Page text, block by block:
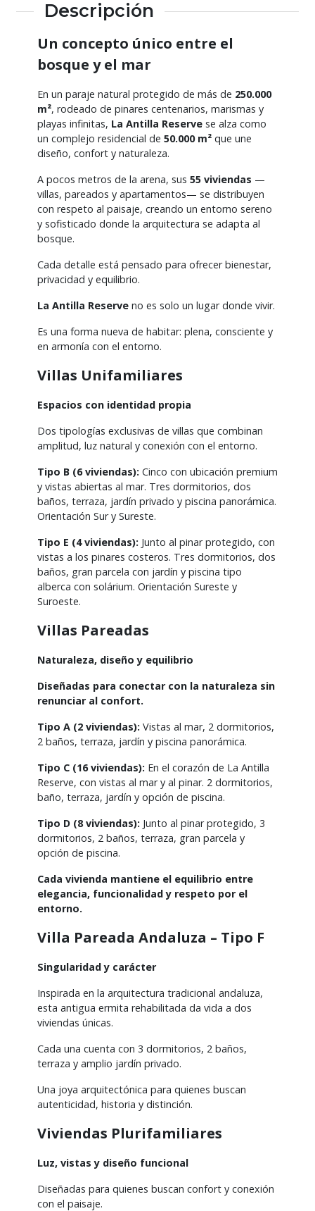
Descripción
Un concepto único entre el
bosque y el mar
En un paraje natural protegido de más de 250.000
m², rodeado de pinares centenarios, marismas y
playas infinitas, La Antilla Reserve se alza como
un complejo residencial de 50.000 m² que une
diseño, confort y naturaleza.
A pocos metros de la arena, sus 55 viviendas —
villas, pareados y apartamentos— se distribuyen
con respeto al paisaje, creando un entorno sereno
y sofisticado donde la arquitectura se adapta al
bosque.
Cada detalle está pensado para ofrecer bienestar,
privacidad y equilibrio.
La Antilla Reserve no es solo un lugar donde vivir.
Es una forma nueva de habitar: plena, consciente y
en armonía con el entorno.
Villas Unifamiliares
Espacios con identidad propia
Dos tipologías exclusivas de villas que combinan
amplitud, luz natural y conexión con el entorno.
Tipo B (6 viviendas): Cinco con ubicación premium
y vistas abiertas al mar. Tres dormitorios, dos
baños, terraza, jardín privado y piscina panorámica.
Orientación Sur y Sureste.
Tipo E (4 viviendas): Junto al pinar protegido, con
vistas a los pinares costeros. Tres dormitorios, dos
baños, gran parcela con jardín y piscina tipo
alberca con solárium. Orientación Sureste y
Suroeste.
Villas Pareadas
Naturaleza, diseño y equilibrio
Diseñadas para conectar con la naturaleza sin
renunciar al confort.
Tipo A (2 viviendas): Vistas al mar, 2 dormitorios,
2 baños, terraza, jardín y piscina panorámica.
Tipo C (16 viviendas): En el corazón de La Antilla
Reserve, con vistas al mar y al pinar. 2 dormitorios,
baño, terraza, jardín y opción de piscina.
Tipo D (8 viviendas): Junto al pinar protegido, 3
dormitorios, 2 baños, terraza, gran parcela y
opción de piscina.
Cada vivienda mantiene el equilibrio entre
elegancia, funcionalidad y respeto por el
entorno.
Villa Pareada Andaluza – Tipo F
Singularidad y carácter
Inspirada en la arquitectura tradicional andaluza,
esta antigua ermita rehabilitada da vida a dos
viviendas únicas.
Cada una cuenta con 3 dormitorios, 2 baños,
terraza y amplio jardín privado.
Una joya arquitectónica para quienes buscan
autenticidad, historia y distinción.
Viviendas Plurifamiliares
Luz, vistas y diseño funcional
Diseñadas para quienes buscan confort y conexión
con el paisaje.